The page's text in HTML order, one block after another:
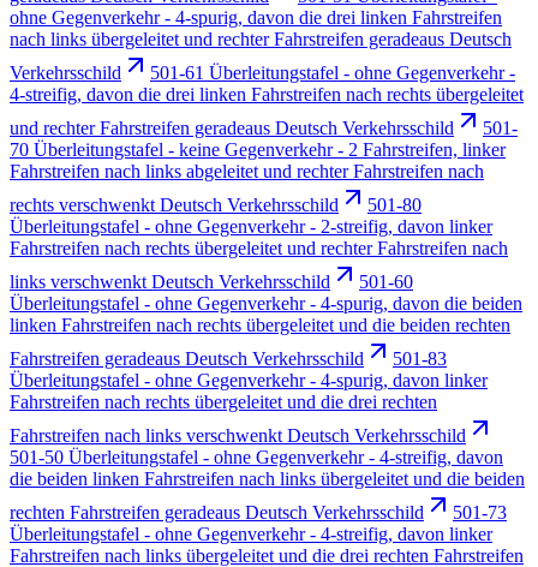
ohne Gegenverkehr - 4-spurig, davon die drei linken Fahrstreifen
nach links übergeleitet und rechter Fahrstreifen geradeaus Deutsch
Verkehrsschild
501-61 Überleitungstafel - ohne Gegenverkehr -
4-streifig, davon die drei linken Fahrstreifen nach rechts übergeleitet
und rechter Fahrstreifen geradeaus Deutsch Verkehrsschild
501-
70 Überleitungstafel - keine Gegenverkehr - 2 Fahrstreifen, linker
Fahrstreifen nach links abgeleitet und rechter Fahrstreifen nach
rechts verschwenkt Deutsch Verkehrsschild
501-80
Überleitungstafel - ohne Gegenverkehr - 2-streifig, davon linker
Fahrstreifen nach rechts übergeleitet und rechter Fahrstreifen nach
links verschwenkt Deutsch Verkehrsschild
501-60
Überleitungstafel - ohne Gegenverkehr - 4-spurig, davon die beiden
linken Fahrstreifen nach rechts übergeleitet und die beiden rechten
Fahrstreifen geradeaus Deutsch Verkehrsschild
501-83
Überleitungstafel - ohne Gegenverkehr - 4-spurig, davon linker
Fahrstreifen nach rechts übergeleitet und die drei rechten
Fahrstreifen nach links verschwenkt Deutsch Verkehrsschild
501-50 Überleitungstafel - ohne Gegenverkehr - 4-streifig, davon
die beiden linken Fahrstreifen nach links übergeleitet und die beiden
rechten Fahrstreifen geradeaus Deutsch Verkehrsschild
501-73
Überleitungstafel - ohne Gegenverkehr - 4-streifig, davon linker
Fahrstreifen nach links übergeleitet und die drei rechten Fahrstreifen